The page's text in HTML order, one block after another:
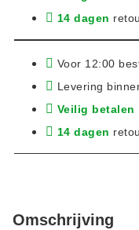
14 dagen
Voor 12:00
Levering
Veilig betalen
14 dagen
Omschrijving